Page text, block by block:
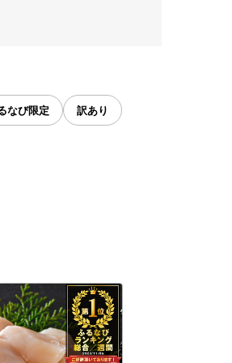
なび限定 訳あり